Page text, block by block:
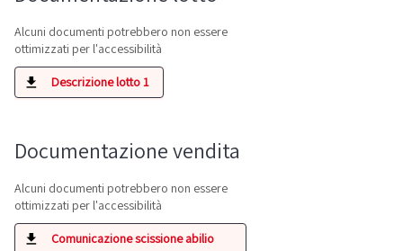
Alcuni documenti potrebbero non essere
ottimizzati per l'accessibilità
Descrizione lotto 1
Documentazione vendita
Alcuni documenti potrebbero non essere
ottimizzati per l'accessibilità
Comunicazione scissione abilio